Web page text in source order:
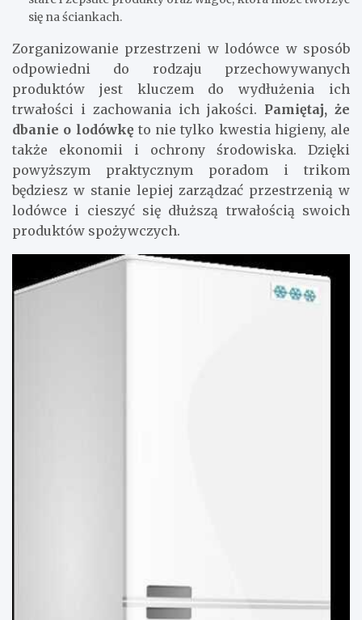
się na ściankach.
Zorganizowanie przestrzeni w lodówce w sposób
odpowiedni do rodzaju przechowywanych
produktów jest kluczem do wydłużenia ich
trwałości i zachowania ich jakości. Pamiętaj, że
dbanie o lodówkęto nie tylko kwestia higieny, ale
także ekonomii i ochrony środowiska. Dzięki
powyższym praktycznym poradom i trikom
będziesz w stanie lepiej zarządzać przestrzenią w
lodówce i cieszyć się dłuższą trwałością swoich
produktów spożywczych.